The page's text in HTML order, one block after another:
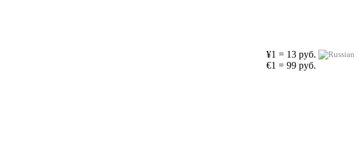
¥1 = 13 руб.
€1 = 99 руб.